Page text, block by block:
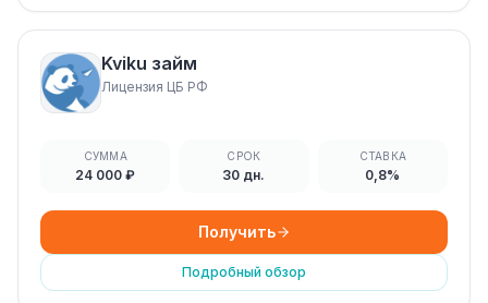
Kviku займ
Лицензия ЦБ РФ
СУММА
24 000 ₽
СРОК
30 дн.
СТАВКА
0,8%
Получить
Подробный обзор